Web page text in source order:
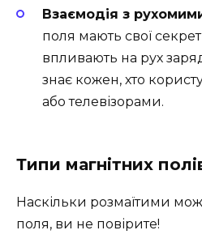
Взаємодія з
поля мають свої
впливають на рух
знає кожен, хто
або телевізорами.
Типи магнітних
Наскільки розмаїтими
поля, ви не повірите!